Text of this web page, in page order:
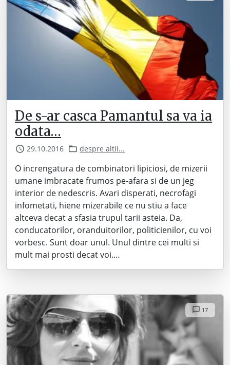
De s-ar casca Pamantul sa va ia
odata…
29.10.2016 despre altii...
O increngatura de combinatori lipiciosi, de mizerii
umane imbracate frumos pe-afara si de un jeg
interior de nedescris. Avari disperati, necrofagi
infometati, hiene mizerabile ce nu stiu a face
altceva decat a sfasia trupul tarii asteia. Da,
conducatorilor, oranduitorilor, politicienilor, cu voi
vorbesc. Sunt doar unul. Unul dintre cei multi si
mult mai prosti decat voi.…
17